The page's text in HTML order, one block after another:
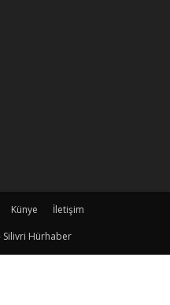
Künye
İletişim
Hürhaber